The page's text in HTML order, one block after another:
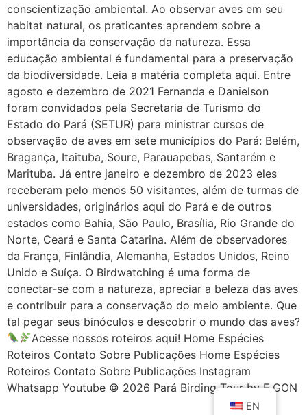
conscientização ambiental. Ao observar aves em seu
habitat natural, os praticantes aprendem sobre a
importância da conservação da natureza. Essa
educação ambiental é fundamental para a preservação
da biodiversidade. Leia a matéria completa aqui. Entre
agosto e dezembro de 2021 Fernanda e Danielson
foram convidados pela Secretaria de Turismo do
Estado do Pará (SETUR) para ministrar cursos de
observação de aves em sete municípios do Pará: Belém,
Bragança, Itaituba, Soure, Parauapebas, Santarém e
Marituba. Já entre janeiro e dezembro de 2023 eles
receberam pelo menos 50 visitantes, além de turmas de
universidades, originários aqui do Pará e de outros
estados como Bahia, São Paulo, Brasília, Rio Grande do
Norte, Ceará e Santa Catarina. Além de observadores
da França, Finlândia, Alemanha, Estados Unidos, Reino
Unido e Suíça. O Birdwatching é uma forma de
conectar-se com a natureza, apreciar a beleza das aves
e contribuir para a conservação do meio ambiente. Que
tal pegar seus binóculos e descobrir o mundo das aves?
Acesse nossos roteiros aqui! Home Espécies
Roteiros Contato Sobre Publicações Home Espécies
Roteiros Contato Sobre Publicações Instagram
Whatsapp Youtube © 2026 Pará Birding Tour by E.GON
EN